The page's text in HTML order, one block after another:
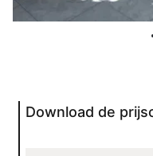
Download de